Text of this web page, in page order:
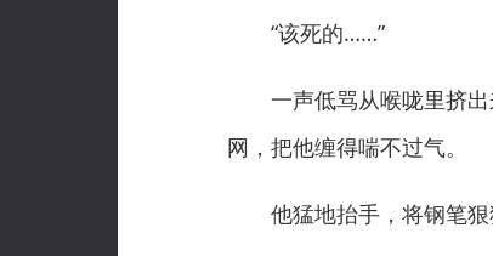
“该死的……”
一声低骂从喉咙里挤出
网，把他缠得喘不过气。
他猛地抬手，将钢笔狠